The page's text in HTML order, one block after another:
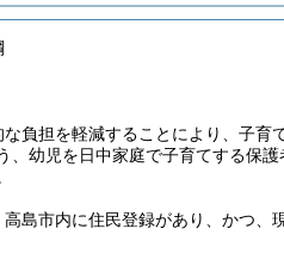
負担を軽減することにより、子
、幼児を日中家庭で子育てする保
島市内に住民登録があり、かつ